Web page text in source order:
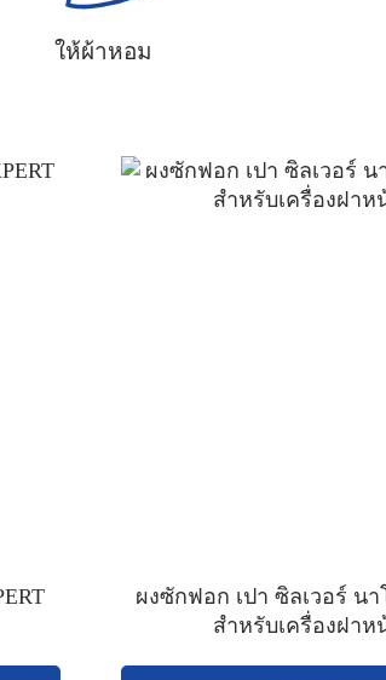
ให้ผ้าหอม
ผงซักฟอก เปา ซิลเวอร์ นา
สำหรับเครื่องฝาห